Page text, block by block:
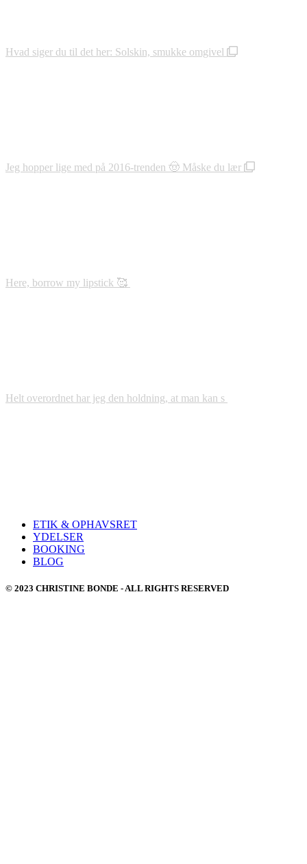
Hvad siger du til det her: Solskin, smukke omgivel
Jeg hopper lige med på 2016-trenden 🤠 Måske du lær
Here, borrow my lipstick 🥰
Helt overordnet har jeg den holdning, at man kan s
ETIK & OPHAVSRET
YDELSER
BOOKING
BLOG
© 2023 CHRISTINE BONDE - ALL RIGHTS RESERVED